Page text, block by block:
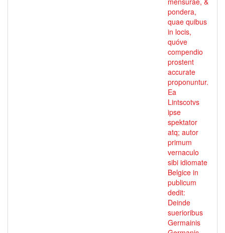
pondera,
quae quibus
in locis,
quóve
compendio
prostent
accurate
proponuntur.
Ea
Lintscotvs
ipse
spektator
atq; autor
primum
vernaculo
sibi idiomate
Belgice in
publicum
dedit:
Deinde
suerioribus
Germainis